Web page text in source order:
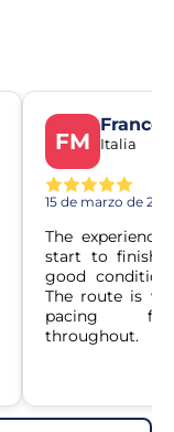
FM Italia
15 de marzo de
The
start to finish.
good
The route is
pacing
throughout.